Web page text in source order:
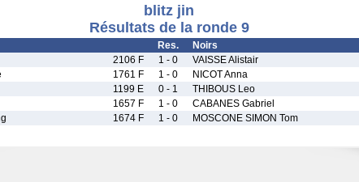
blitz jin
Résultats de la ronde 9
Res. Noirs
2106 F 1 - 0 VAISSE Alistair
1761 F 1 - 0 NICOT Anna
1199 E 0 - 1 THIBOUS Leo
1657 F 1 - 0 CABANES Gabriel
1674 F 1 - 0 MOSCONE SIMON Tom